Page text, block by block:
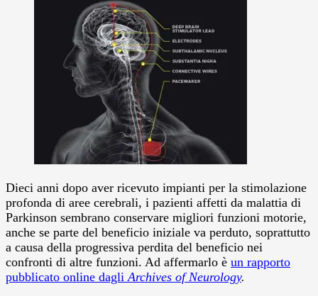
Dieci anni dopo aver ricevuto impianti per la stimolazione
profonda di aree cerebrali, i pazienti affetti da malattia di
Parkinson sembrano conservare migliori funzioni motorie,
anche se parte del beneficio iniziale va perduto, soprattutto
a causa della progressiva perdita del beneficio nei
confronti di altre funzioni. Ad affermarlo è un rapporto
pubblicato online dagli Archives of Neurology.